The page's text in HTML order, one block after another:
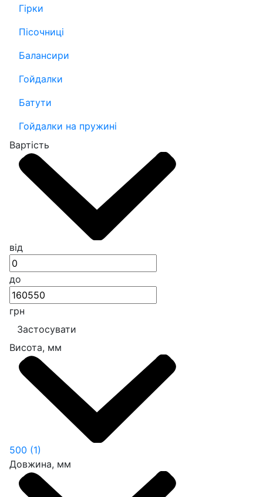
Гірки
Пісочниці
Балансири
Гойдалки
Батути
Гойдалки на пружині
Вартість
від
до
грн
Застосувати
Висота, мм
500 (1)
Довжина, мм